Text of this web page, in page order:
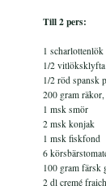
Till 2 pers:
1 scharlottenlök
1/2 vitlöksklyfta
1/2 röd spansk
200 gram
1 msk smör
2 msk konjak
1 msk fiskfond
6
100 gram färsk
2 dl cremé